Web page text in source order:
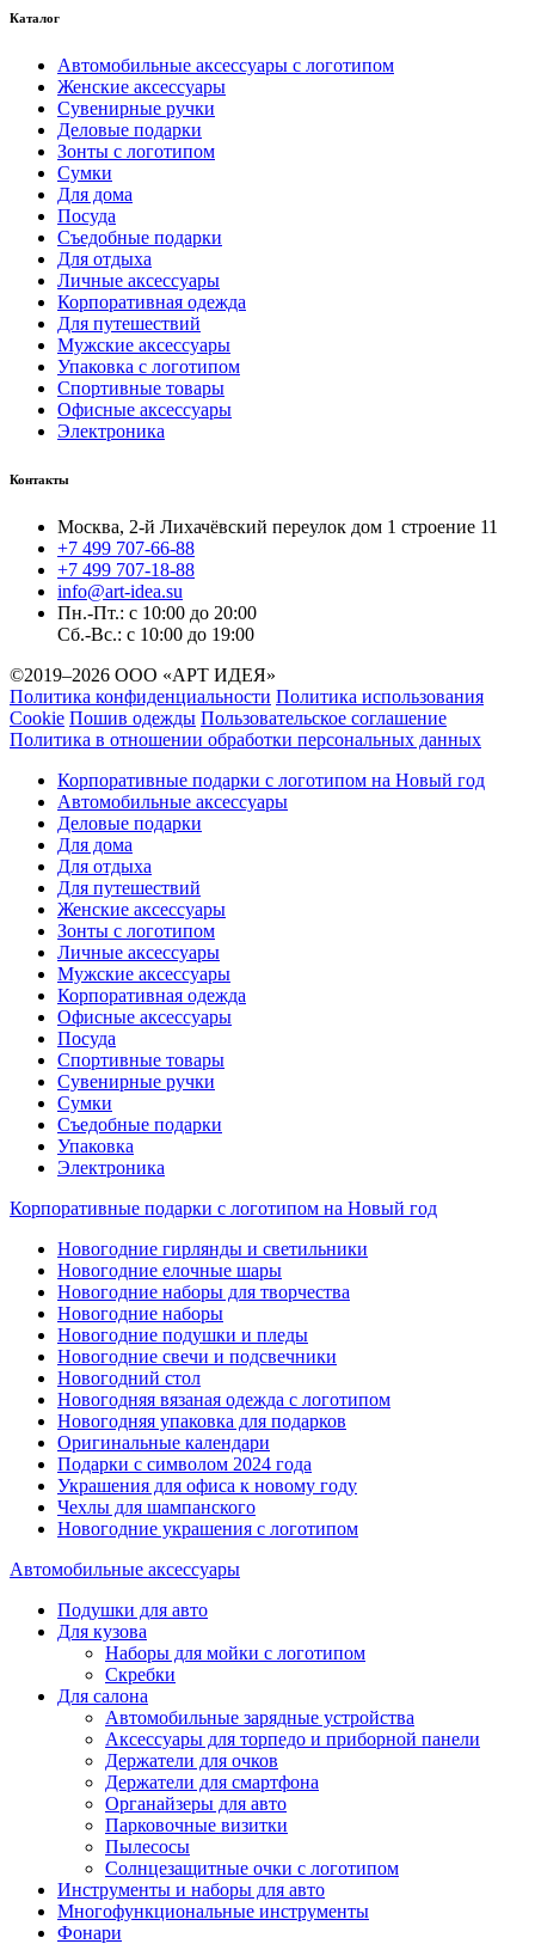
Каталог
Автомобильные аксессуары с логотипом
Женские аксессуары
Сувенирные ручки
Деловые подарки
Зонты с логотипом
Сумки
Для дома
Посуда
Съедобные подарки
Для отдыха
Личные аксессуары
Корпоративная одежда
Для путешествий
Мужские аксессуары
Упаковка с логотипом
Спортивные товары
Офисные аксессуары
Электроника
Контакты
Москва, 2-й Лихачёвский переулок дом 1 строение 11
+7 499 707-66-88
+7 499 707-18-88
info@art-idea.su
Пн.-Пт.: с 10:00 до 20:00
Сб.-Вс.: с 10:00 до 19:00
©2019–2026 ООО «АРТ ИДЕЯ»
Политика конфиденциальности Политика использования
Cookie Пошив одежды Пользовательское соглашение
Политика в отношении обработки персональных данных
Корпоративные подарки с логотипом на Новый год
Автомобильные аксессуары
Деловые подарки
Для дома
Для отдыха
Для путешествий
Женские аксессуары
Зонты с логотипом
Личные аксессуары
Мужские аксессуары
Корпоративная одежда
Офисные аксессуары
Посуда
Спортивные товары
Сувенирные ручки
Сумки
Съедобные подарки
Упаковка
Электроника
Корпоративные подарки с логотипом на Новый год
Новогодние гирлянды и светильники
Новогодние елочные шары
Новогодние наборы для творчества
Новогодние наборы
Новогодние подушки и пледы
Новогодние свечи и подсвечники
Новогодний стол
Новогодняя вязаная одежда с логотипом
Новогодняя упаковка для подарков
Оригинальные календари
Подарки с символом 2024 года
Украшения для офиса к новому году
Чехлы для шампанского
Новогодние украшения с логотипом
Автомобильные аксессуары
Подушки для авто
Для кузова
Наборы для мойки с логотипом
Скребки
Для салона
Автомобильные зарядные устройства
Аксессуары для торпедо и приборной панели
Держатели для очков
Держатели для смартфона
Органайзеры для авто
Парковочные визитки
Пылесосы
Солнцезащитные очки с логотипом
Инструменты и наборы для авто
Многофункциональные инструменты
Фонари